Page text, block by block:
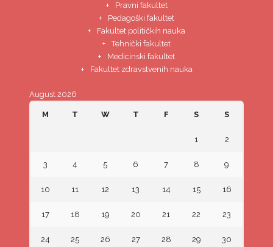
Pravni fakultet
Pedagoški fakultet
Fakultet političkih nauka
Tehnički fakultet
Medicinski fakultet
Fakultet zdravstvenih nauka
August 2026
M T W T F S S
1 2
3 4 5 6 7 8 9
10 11 12 13 14 15 16
17 18 19 20 21 22 23
24 25 26 27 28 29 30